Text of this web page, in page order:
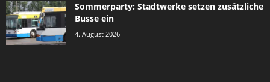
Sommerparty: Stadtwerke setzen zusätzliche
Busse ein
4. August 2026